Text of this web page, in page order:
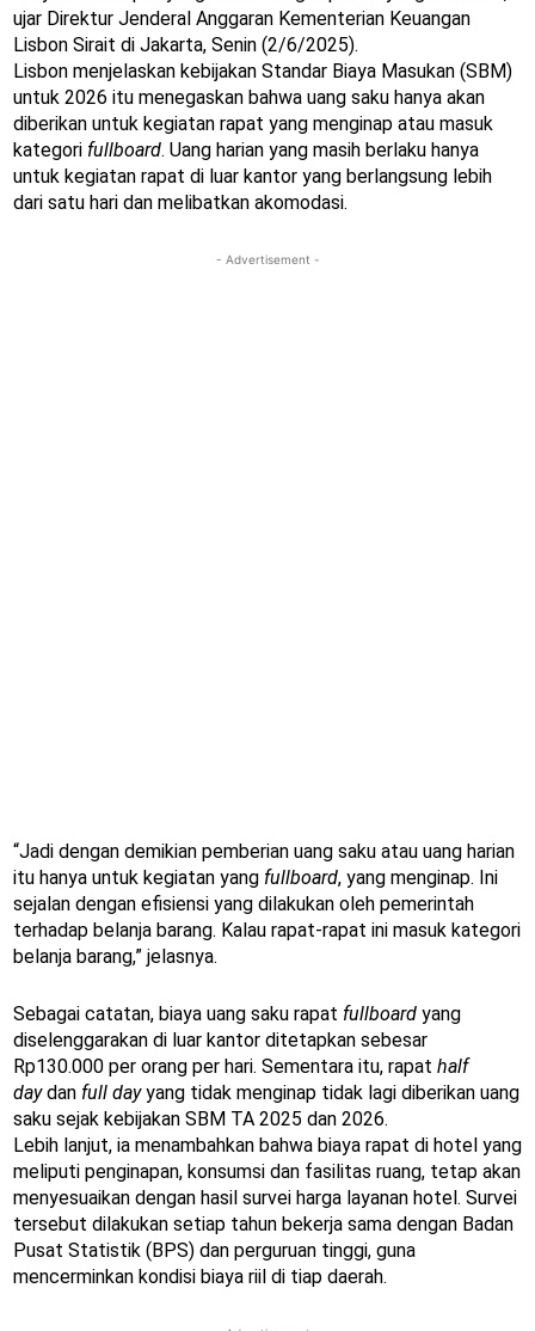
ujar Direktur Jenderal Anggaran Kementerian Keuangan
Lisbon Sirait di Jakarta, Senin (2/6/2025).
Lisbon menjelaskan kebijakan Standar Biaya Masukan (SBM)
untuk 2026 itu menegaskan bahwa uang saku hanya akan
diberikan untuk kegiatan rapat yang menginap atau masuk
kategori fullboard. Uang harian yang masih berlaku hanya
untuk kegiatan rapat di luar kantor yang berlangsung lebih
dari satu hari dan melibatkan akomodasi.
- Advertisement -
“Jadi dengan demikian pemberian uang saku atau uang harian
itu hanya untuk kegiatan yang fullboard, yang menginap. Ini
sejalan dengan efisiensi yang dilakukan oleh pemerintah
terhadap belanja barang. Kalau rapat-rapat ini masuk kategori
belanja barang,” jelasnya.
Sebagai catatan, biaya uang saku rapat fullboard yang
diselenggarakan di luar kantor ditetapkan sebesar
Rp130.000 per orang per hari. Sementara itu, rapat half
daydan full dayyang tidak menginap tidak lagi diberikan uang
saku sejak kebijakan SBM TA 2025 dan 2026.
Lebih lanjut, ia menambahkan bahwa biaya rapat di hotel yang
meliputi penginapan, konsumsi dan fasilitas ruang, tetap akan
menyesuaikan dengan hasil survei harga layanan hotel. Survei
tersebut dilakukan setiap tahun bekerja sama dengan Badan
Pusat Statistik (BPS) dan perguruan tinggi, guna
mencerminkan kondisi biaya riil di tiap daerah.